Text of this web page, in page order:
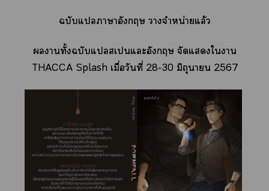
ฉบับแาาอังกฤษ าจำหน่ายแล้ว
านทั้งฉบับแเแะอังกฤษ จัดแใา
THACCA Splash เมื่อวันที่ 28-30 มิถุนายน 2567